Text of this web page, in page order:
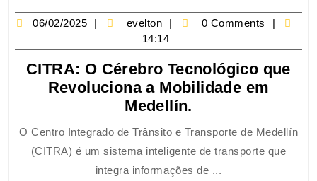
06/02/2025 evelton
0 Comments
14:14
CITRA: O Cérebro Tecnológico que
Revoluciona a Mobilidade em
Medellín.
O Centro Integrado de Trânsito e Transporte de Medellín
(CITRA) é um sistema inteligente de transporte que
integra informações de ...